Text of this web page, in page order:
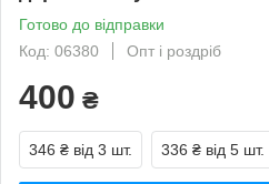
Готово до відправки
Код: 06380
Опт і роздріб
400 ₴
346 ₴ від 3 шт. 336 ₴ від 5 шт.